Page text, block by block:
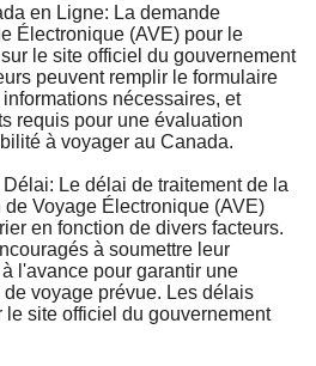
en Ligne: La demande
Électronique (AVE) pour le
le site officiel du gouvernement
peuvent remplir le formulaire
nécessaires, et
requis pour une évaluation
à voyager au Canada.
Le délai de traitement de la
Voyage Électronique (AVE)
en fonction de divers facteurs.
à soumettre leur
l'avance pour garantir une
voyage prévue. Les délais
le site officiel du gouvernement